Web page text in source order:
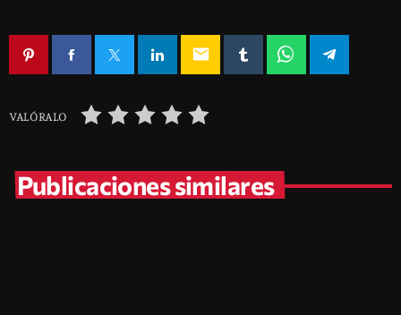
email
VALÓRALO
Publicaciones similares